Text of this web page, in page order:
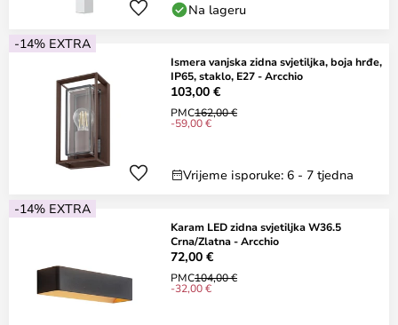
Na lageru
-14% EXTRA
Ismera vanjska zidna svjetiljka, boja hrđe,
IP65, staklo, E27 - Arcchio
103,00 €
PMC162,00 €
-59,00 €
Vrijeme isporuke: 6 - 7 tjedna
-14% EXTRA
Karam LED zidna svjetiljka W36.5
Crna/Zlatna - Arcchio
72,00 €
PMC104,00 €
-32,00 €